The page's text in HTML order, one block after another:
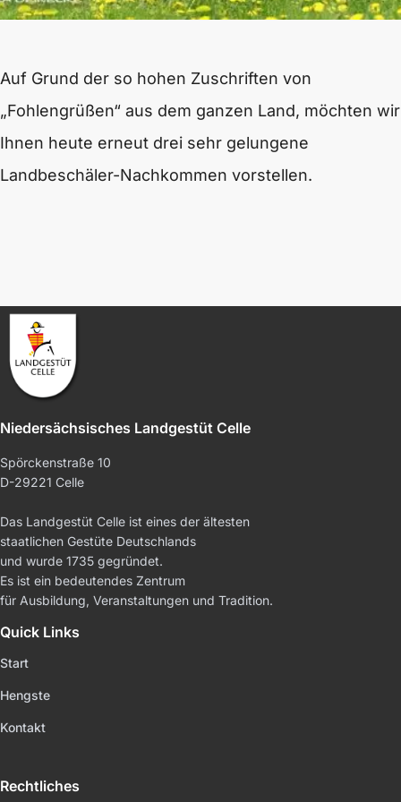
Auf Grund der so hohen Zuschriften von
„Fohlengrüßen“ aus dem ganzen Land, möchten wir
Ihnen heute erneut drei sehr gelungene
Landbeschäler-Nachkommen vorstellen.
Niedersächsisches Landgestüt Celle
Spörckenstraße 10
D-29221 Celle
Das Landgestüt Celle ist eines der ältesten
staatlichen Gestüte Deutschlands
und wurde 1735 gegründet.
Es ist ein bedeutendes Zentrum
für Ausbildung, Veranstaltungen und Tradition.
Quick Links
Start
Hengste
Kontakt
Rechtliches